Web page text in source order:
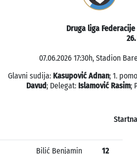
Druga liga
07.06.2026 17:30h, Stadion
Glavni sudija: Kasupović Adnan; 1.
Davud; Delegat: Islamović Rasim;
Bilić Benjamin 12